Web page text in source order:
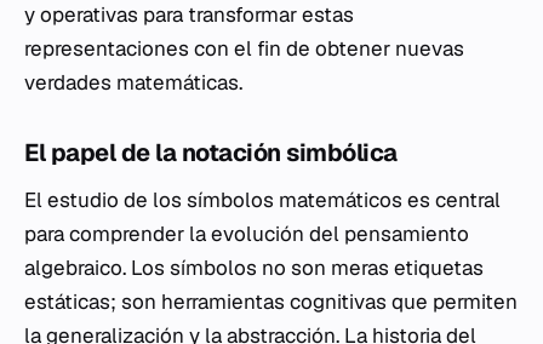
y operativas para transformar estas
representaciones con el fin de obtener nuevas
verdades matemáticas.
El papel de la notación simbólica
El estudio de los símbolos matemáticos es central
para comprender la evolución del pensamiento
algebraico. Los símbolos no son meras etiquetas
estáticas; son herramientas cognitivas que permiten
la generalización y la abstracción. La historia del